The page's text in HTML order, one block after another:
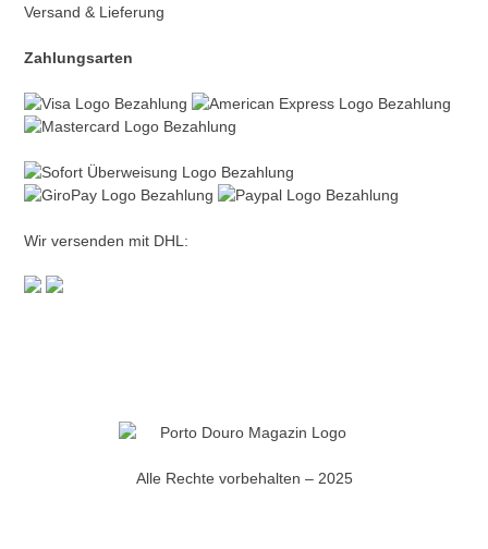
Versand & Lieferung
Zahlungsarten
Wir versenden mit DHL:
Alle Rechte vorbehalten – 2025